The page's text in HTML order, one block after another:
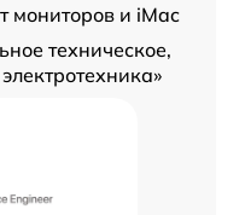
мониторов и iMac
техническое,